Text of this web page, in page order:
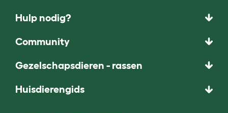
Hulp nodig?
Community
Gezelschapsdieren - rassen
Huisdierengids